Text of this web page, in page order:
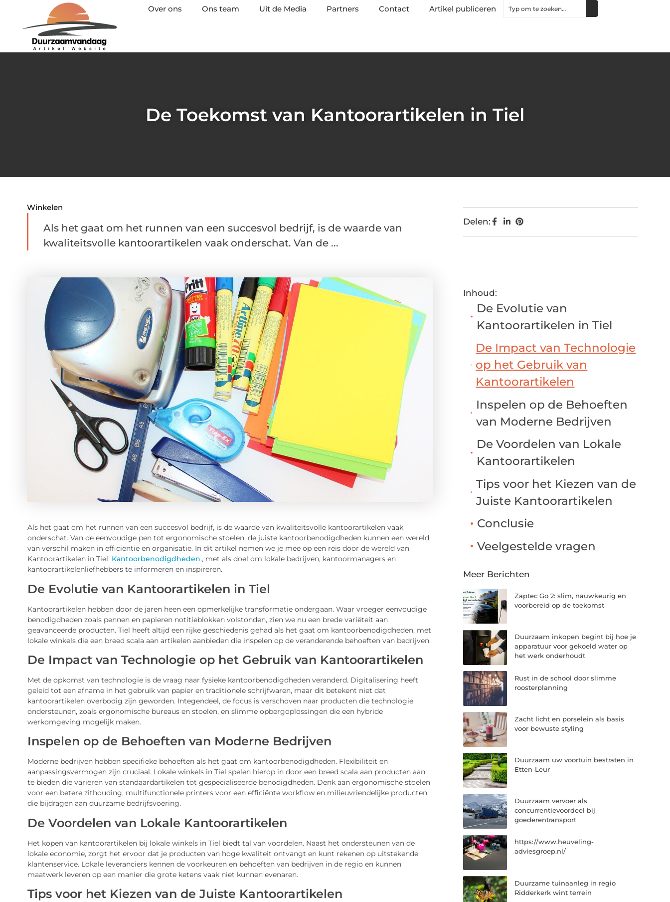
Over ons Ons team Uit de Media Partners Contact Artikel publiceren
De Toekomst van Kantoorartikelen in Tiel
Winkelen
Als het gaat om het runnen van een succesvol bedrijf, is de waarde van
kwaliteitsvolle kantoorartikelen vaak onderschat. Van de ...
Als het gaat om het runnen van een succesvol bedrijf, is de waarde van kwaliteitsvolle kantoorartikelen vaak
onderschat. Van de eenvoudige pen tot ergonomische stoelen, de juiste kantoorbenodigdheden kunnen een wereld
van verschil maken in efficiëntie en organisatie. In dit artikel nemen we je mee op een reis door de wereld van
Kantoorartikelen in Tiel. Kantoorbenodigdheden., met als doel om lokale bedrijven, kantoormanagers en
kantoorartikelenliefhebbers te informeren en inspireren.
De Evolutie van Kantoorartikelen in Tiel
Kantoorartikelen hebben door de jaren heen een opmerkelijke transformatie ondergaan. Waar vroeger eenvoudige
benodigdheden zoals pennen en papieren notitieblokken volstonden, zien we nu een brede variëteit aan
geavanceerde producten. Tiel heeft altijd een rijke geschiedenis gehad als het gaat om kantoorbenodigdheden, met
lokale winkels die een breed scala aan artikelen aanbieden die inspelen op de veranderende behoeften van bedrijven.
De Impact van Technologie op het Gebruik van Kantoorartikelen
Met de opkomst van technologie is de vraag naar fysieke kantoorbenodigdheden veranderd. Digitalisering heeft
geleid tot een afname in het gebruik van papier en traditionele schrijfwaren, maar dit betekent niet dat
kantoorartikelen overbodig zijn geworden. Integendeel, de focus is verschoven naar producten die technologie
ondersteunen, zoals ergonomische bureaus en stoelen, en slimme opbergoplossingen die een hybride
werkomgeving mogelijk maken.
Inspelen op de Behoeften van Moderne Bedrijven
Moderne bedrijven hebben specifieke behoeften als het gaat om kantoorbenodigdheden. Flexibiliteit en
aanpassingsvermogen zijn cruciaal. Lokale winkels in Tiel spelen hierop in door een breed scala aan producten aan
te bieden die variëren van standaardartikelen tot gespecialiseerde benodigdheden. Denk aan ergonomische stoelen
voor een betere zithouding, multifunctionele printers voor een efficiënte workflow en milieuvriendelijke producten
die bijdragen aan duurzame bedrijfsvoering.
De Voordelen van Lokale Kantoorartikelen
Het kopen van kantoorartikelen bij lokale winkels in Tiel biedt tal van voordelen. Naast het ondersteunen van de
lokale economie, zorgt het ervoor dat je producten van hoge kwaliteit ontvangt en kunt rekenen op uitstekende
klantenservice. Lokale leveranciers kennen de voorkeuren en behoeften van bedrijven in de regio en kunnen
maatwerk leveren op een manier die grote ketens vaak niet kunnen evenaren.
Tips voor het Kiezen van de Juiste Kantoorartikelen
Delen:
Inhoud:
De Evolutie van
Kantoorartikelen in Tiel
De Impact van Technologie
op het Gebruik van
Kantoorartikelen
Inspelen op de Behoeften
van Moderne Bedrijven
De Voordelen van Lokale
Kantoorartikelen
Tips voor het Kiezen van de
Juiste Kantoorartikelen
Conclusie
Veelgestelde vragen
Meer Berichten
Zaptec Go 2: slim, nauwkeurig en
voorbereid op de toekomst
Duurzaam inkopen begint bij hoe je
apparatuur voor gekoeld water op
het werk onderhoudt
Rust in de school door slimme
roosterplanning
Zacht licht en porselein als basis
voor bewuste styling
Duurzaam uw voortuin bestraten in
Etten-Leur
Duurzaam vervoer als
concurrentievoordeel bij
goederentransport
https://www.heuveling-
adviesgroep.nl/
Duurzame tuinaanleg in regio
Ridderkerk wint terrein